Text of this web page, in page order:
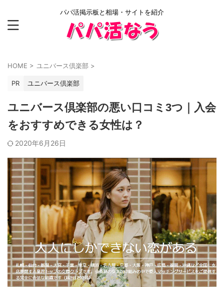
パパ活掲示板と相場・サイトを紹介
HOME > ユニバース倶楽部 >
PR ユニバース倶楽部
ユニバース倶楽部の悪い口コミ3つ｜入会
をおすすめできる女性は？
2020年6月26日